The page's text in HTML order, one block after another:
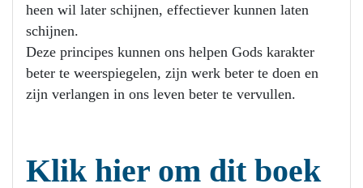
heen wil later schijnen, effectiever kunnen laten
schijnen.
Deze principes kunnen ons helpen Gods karakter
beter te weerspiegelen, zijn werk beter te doen en
zijn verlangen in ons leven beter te vervullen.
Klik hier om dit boek